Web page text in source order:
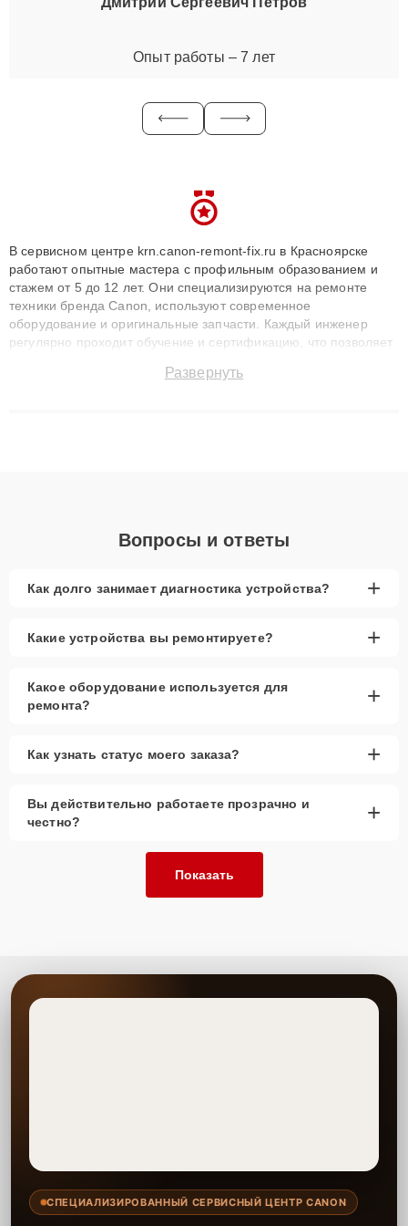
Опыт работы – 7 лет
В сервисном центре krn.canon-remont-fix.ru в Красноярске
работают опытные мастера с профильным образованием и
стажем от 5 до 12 лет. Они специализируются на ремонте
техники бренда Canon, используют современное
оборудование и оригинальные запчасти. Каждый инженер
регулярно проходит обучение и сертификацию, что позволяет
технику с сохранением гарантии до 3 лет. Наши мастера
Развернуть
Вопросы и ответы
Как долго занимает диагностика устройства? +
Какие устройства вы ремонтируете? +
Какое оборудование используется для
ремонта?
+
Как узнать статус моего заказа? +
Вы действительно работаете прозрачно и
честно?
+
Показать
СПЕЦИАЛИЗИРОВАННЫЙ СЕРВИСНЫЙ ЦЕНТР CANON